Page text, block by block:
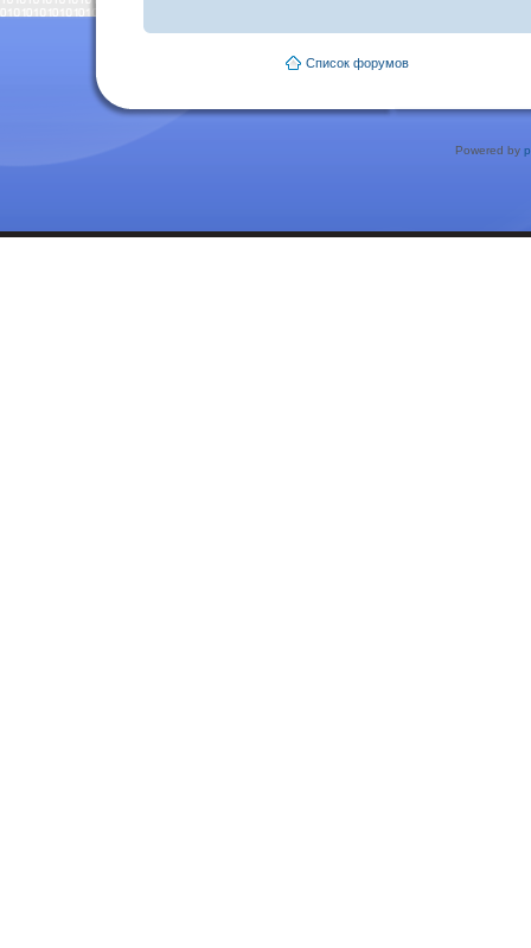
Список форумов
Powered by